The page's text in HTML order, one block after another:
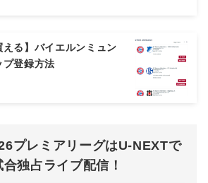
える】バイエルンミュン
プ登録方法
プレミアリーグはU-NEXTで
合独占ライブ配信！